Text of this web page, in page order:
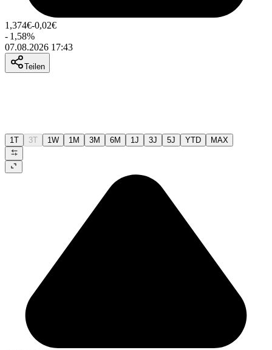
1,374€-0,02€
- 1,58%
07.08.2026 17:43
Teilen
1T 3T 1W 1M 3M 6M 1J 3J 5J YTD MAX